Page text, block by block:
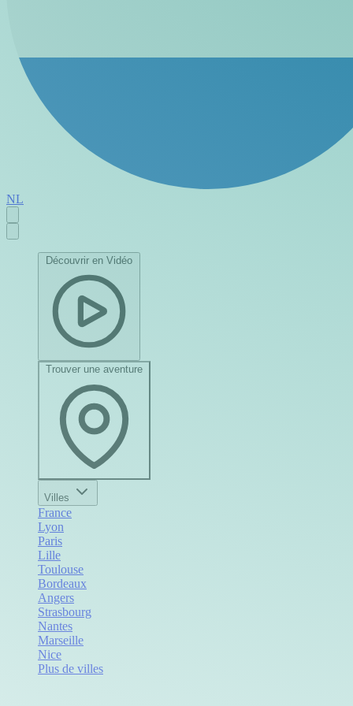
NL
Découvrir en Vidéo
Trouver une aventure
Villes
France
Lyon
Paris
Lille
Toulouse
Bordeaux
Angers
Strasbourg
Nantes
Marseille
Nice
Plus de villes